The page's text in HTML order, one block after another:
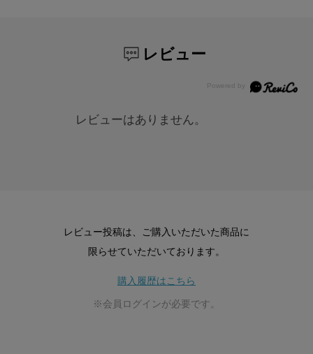
レビュー
レビューはありません。
レビュー投稿は、ご購入いただいた商品に
限らせていただいております。
購入履歴はこちら
※会員ログインが必要です。